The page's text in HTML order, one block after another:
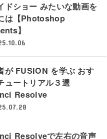
ドショー みたいな動画を
は【Photoshop
】
が FUSION を学ぶ おす
ュートリアル３選
Resolve
Resolveで左右の音声